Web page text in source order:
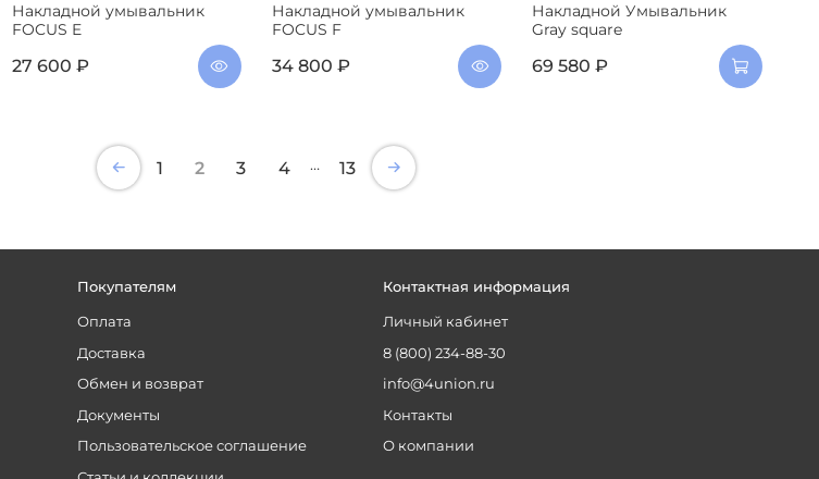
Накладной умывальник
FOCUS E
27 600 ₽
Накладной умывальник
FOCUS F
34 800 ₽
Накладной Умывальник
Gray square
69 580 ₽
1 2 3 4 … 13
Покупателям
Оплата
Доставка
Обмен и возврат
Документы
Пользовательское соглашение
Контактная информация
Личный кабинет
8 (800) 234-88-30
info@4union.ru
Контакты
О компании